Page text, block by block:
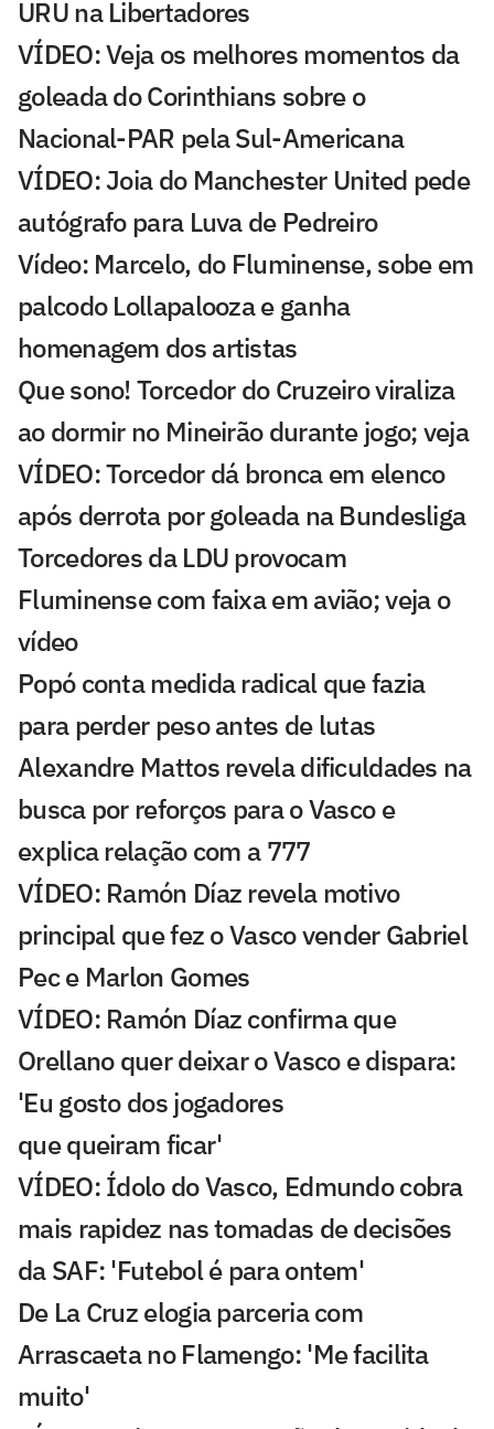
URU na Libertadores
VÍDEO: Veja os melhores momentos da
goleada do Corinthians sobre o
Nacional-PAR pela Sul-Americana
VÍDEO: Joia do Manchester United pede
autógrafo para Luva de Pedreiro
Vídeo: Marcelo, do Fluminense, sobe em
palcodo Lollapalooza e ganha
homenagem dos artistas
Que sono! Torcedor do Cruzeiro viraliza
ao dormir no Mineirão durante jogo; veja
VÍDEO: Torcedor dá bronca em elenco
após derrota por goleada na Bundesliga
Torcedores da LDU provocam
Fluminense com faixa em avião; veja o
vídeo
Popó conta medida radical que fazia
para perder peso antes de lutas
Alexandre Mattos revela dificuldades na
busca por reforços para o Vasco e
explica relação com a 777
VÍDEO: Ramón Díaz revela motivo
principal que fez o Vasco vender Gabriel
Pec e Marlon Gomes
VÍDEO: Ramón Díaz confirma que
Orellano quer deixar o Vasco e dispara:
'Eu gosto dos jogadores
que queiram ficar'
VÍDEO: Ídolo do Vasco, Edmundo cobra
mais rapidez nas tomadas de decisões
da SAF: 'Futebol é para ontem'
De La Cruz elogia parceria com
Arrascaeta no Flamengo: 'Me facilita
muito'